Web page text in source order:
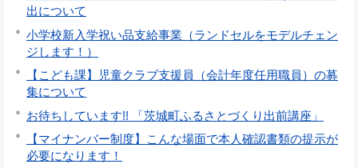
出について
小学校新入学祝い品支給事業（ランドセルをモデルチェン
ジします！）
【こども課】児童クラブ支援員（会計年度任用職員）の募
集について
お待ちしています!! 「茨城町ふるさとづくり出前講座」
【マイナンバー制度】こんな場面で本人確認書類の提示が
必要になります！